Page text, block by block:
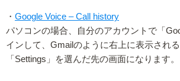
・ Google Voice – Call history
パソコンの場合、自分のアカウントで「
インして、Gmailのように右上に表示され
「Settings」を選んだ先の画面になります。